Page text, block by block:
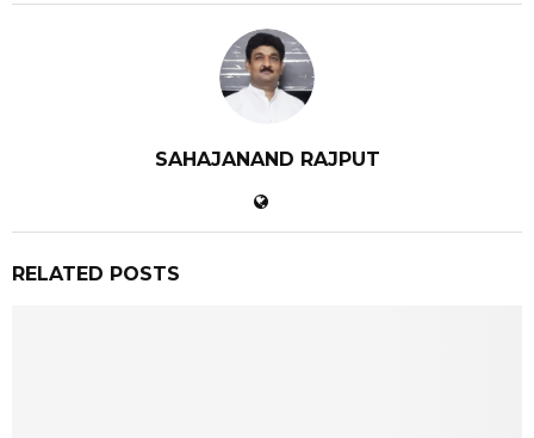
SAHAJANAND RAJPUT
RELATED POSTS